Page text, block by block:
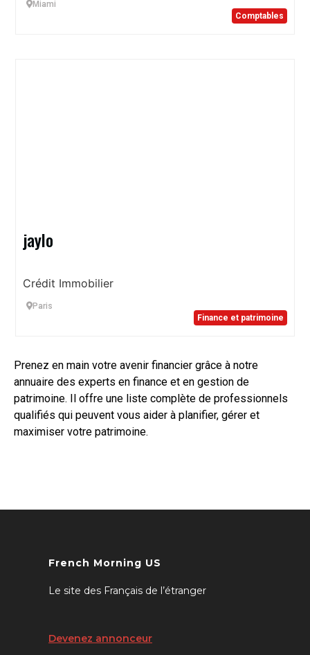
Miami
Comptables
jaylo
Crédit Immobilier
Paris
Finance et patrimoine
Prenez en main votre avenir financier grâce à notre
annuaire des experts en finance et en gestion de
patrimoine. Il offre une liste complète de professionnels
qualifiés qui peuvent vous aider à planifier, gérer et
maximiser votre patrimoine.
French Morning US
Le site des Français de l’étranger
Devenez annonceur